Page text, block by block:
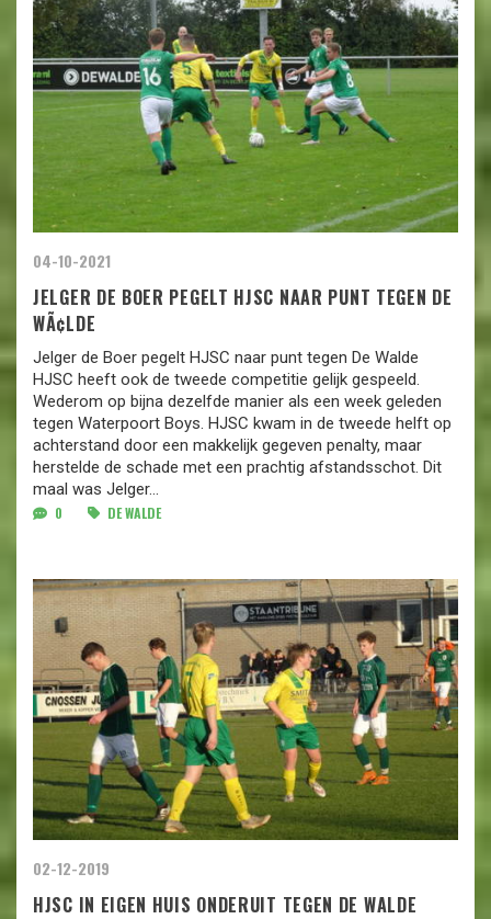
04-10-2021
JELGER DE BOER PEGELT HJSC NAAR PUNT TEGEN DE
WÃ¢LDE
Jelger de Boer pegelt HJSC naar punt tegen De Walde
HJSC heeft ook de tweede competitie gelijk gespeeld.
Wederom op bijna dezelfde manier als een week geleden
tegen Waterpoort Boys. HJSC kwam in de tweede helft op
achterstand door een makkelijk gegeven penalty, maar
herstelde de schade met een prachtig afstandsschot. Dit
maal was Jelger...
0 DE WALDE
02-12-2019
HJSC IN EIGEN HUIS ONDERUIT TEGEN DE WALDE